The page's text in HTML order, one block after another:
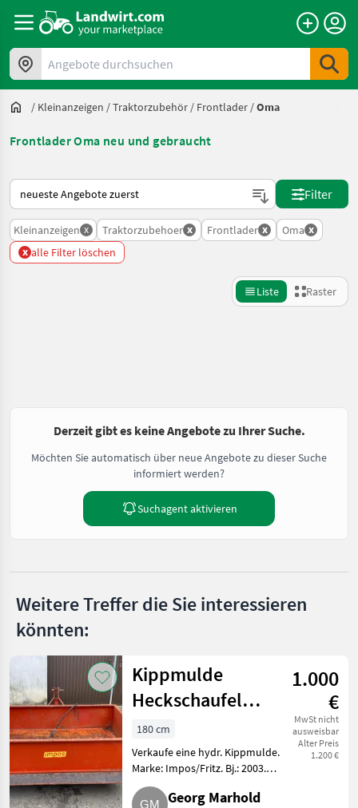
Angebote durchsuchen
/ Kleinanzeigen /Traktorzubehör / Frontlader /Oma
Frontlader Oma neu und gebraucht
So wird auf Landwirt.com sortiert
Filter
Kleinanzeigen x Traktorzubehoer x Frontlader x Oma x
x alle Filter löschen
Liste Raster
Derzeit gibt es keine Angebote zu Ihrer Suche.
Möchten Sie automatisch über neue Angebote zu dieser Suche
informiert werden?
Suchagent aktivieren
Weitere Treffer die Sie interessieren
könnten:
Kippmulde
Heckschaufel
Impos/Fritz
1.000
€
MwSt nicht
ausweisbar
Alter Preis
1.200 €
180 cm
Verkaufe eine hydr. Kippmulde.
Marke: Impos/Fritz. Bj.: 2003.
Innenmaße: Breite 1, 80 m,
Länge 1, 20 m, Höhe 0, 40 m.Georg Marhold